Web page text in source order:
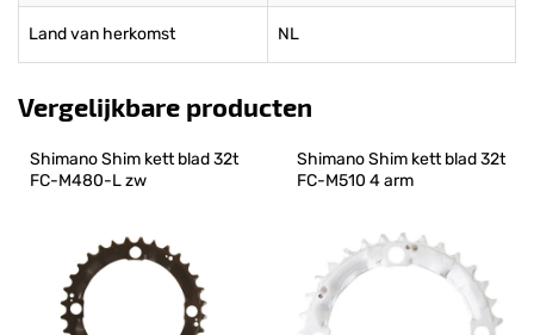
Land van herkomst NL
Vergelijkbare producten
Shimano Shim kett blad 32t
FC-M480-L zw
Shimano Shim kett blad 32t
FC-M510 4 arm